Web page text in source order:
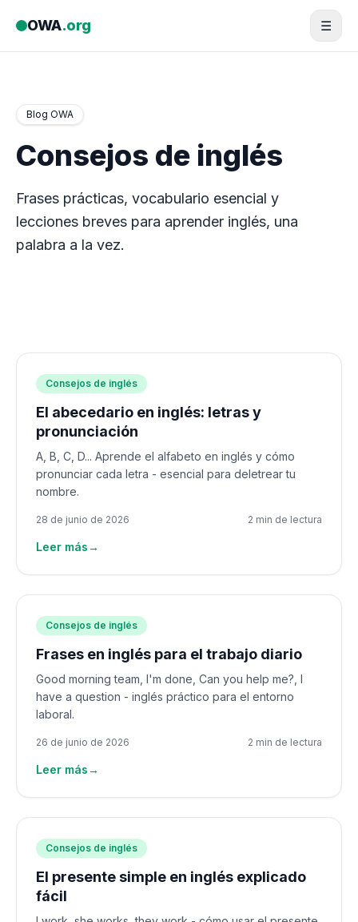
OWA.org ☰
Blog OWA
Consejos de inglés
Frases prácticas, vocabulario esencial y
lecciones breves para aprender inglés, una
palabra a la vez.
Consejos de inglés
El abecedario en inglés: letras y
pronunciación
A, B, C, D... Aprende el alfabeto en inglés y cómo
pronunciar cada letra - esencial para deletrear tu
nombre.
28 de junio de 2026 2 min de lectura
Leer más→
Consejos de inglés
Frases en inglés para el trabajo diario
Good morning team, I'm done, Can you help me?, I
have a question - inglés práctico para el entorno
laboral.
26 de junio de 2026 2 min de lectura
Leer más→
Consejos de inglés
El presente simple en inglés explicado
fácil